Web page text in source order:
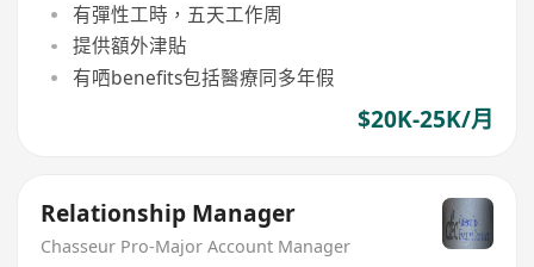
有彈性工時，五天工作周
提供額外津貼
有哂benefits包括醫療同多年假
$20K-25K/月
Relationship Manager
Chasseur Pro-Major Account Manager